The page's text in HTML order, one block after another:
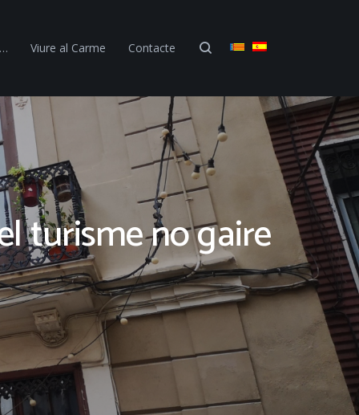
Viure al Carme Contacte
turisme no gaire